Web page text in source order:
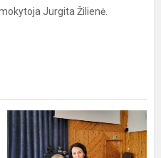
Jurgita Žilienė.